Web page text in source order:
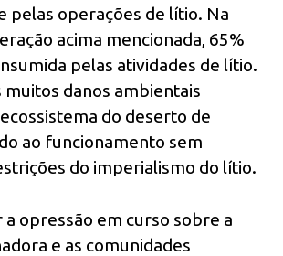
pelas operações de lítio. Na
acima mencionada, 65%
pelas atividades de lítio.
muitos danos ambientais
do deserto de
ao funcionamento sem
do imperialismo do lítio.
a opressão em curso sobre a
e as comunidades